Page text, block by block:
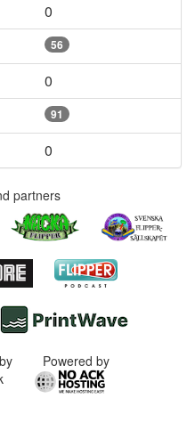
0
56
0
91
0
partners
Powered by